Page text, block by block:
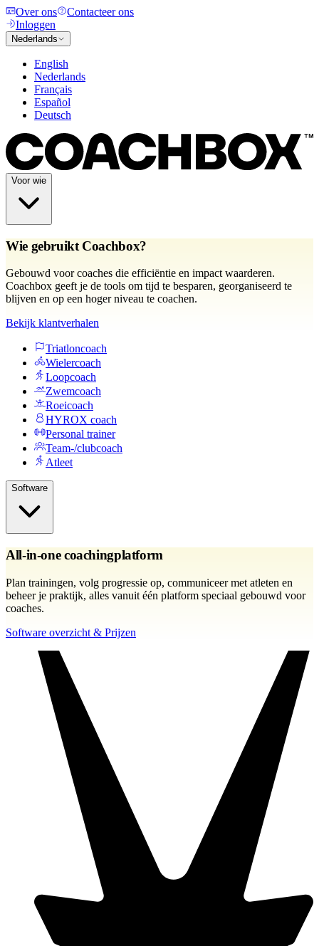
Over ons
Contacteer ons
Inloggen
Nederlands
English
Nederlands
Français
Español
Deutsch
Voor wie
Wie gebruikt Coachbox?
Gebouwd voor coaches die efficiëntie en impact waarderen.
Coachbox geeft je de tools om tijd te besparen, georganiseerd te
blijven en op een hoger niveau te coachen.
Bekijk klantverhalen
Triatloncoach
Wielercoach
Loopcoach
Zwemcoach
Roeicoach
HYROX coach
Personal trainer
Team-/clubcoach
Atleet
Software
All-in-one coachingplatform
Plan trainingen, volg progressie op, communiceer met atleten en
beheer je praktijk, alles vanuit één platform speciaal gebouwd voor
coaches.
Software overzicht & Prijzen